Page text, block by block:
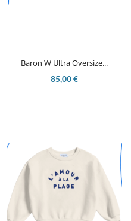
Baron W Ultra Oversize...
85,00 €